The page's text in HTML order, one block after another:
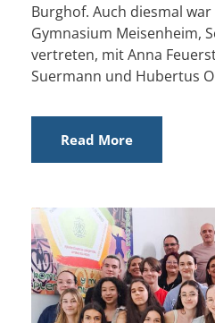
Burghof. Auch diesmal
Gymnasium Meisenheim,
vertreten, mit Anna
Suermann und Hubertus
Read More